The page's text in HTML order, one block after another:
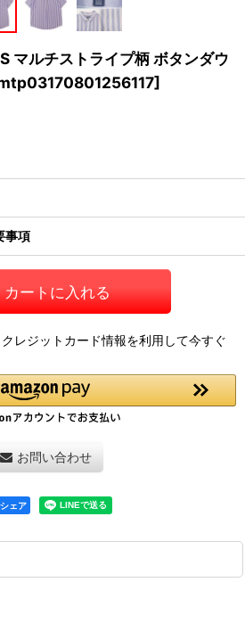
マルチストライプ柄 ボタンダウ
]
事項
カートに入れる
レジットカード情報を利用して今すぐ
お問い合わせ
ェア